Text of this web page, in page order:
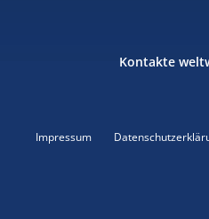
Kontakte
Impressum